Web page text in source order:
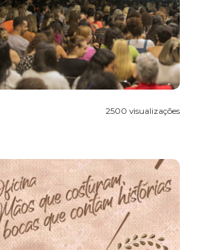
2500 visualizações